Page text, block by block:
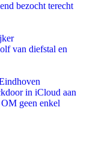
bezocht terecht
van diefstal en
in iCloud aan
geen enkel